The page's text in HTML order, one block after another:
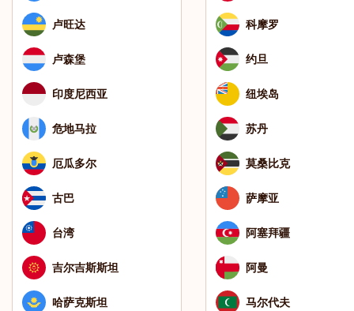
卢旺达
卢森堡
印度尼西亚
危地马拉
厄瓜多尔
古巴
台湾
吉尔吉斯斯坦
哈萨克斯坦
科摩罗
约旦
纽埃岛
苏丹
莫桑比克
萨摩亚
阿塞拜疆
阿曼
马尔代夫